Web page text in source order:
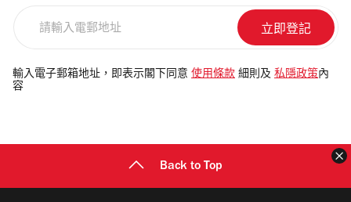
電
郵
輸入電子郵箱地址，即表示閣下同意 使用條款 細則及 私隱政策 內
容
Back to Top